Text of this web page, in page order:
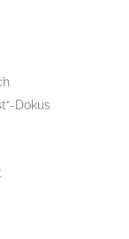
Dokus